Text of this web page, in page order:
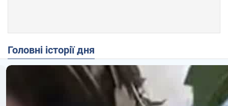
Головні історії дня